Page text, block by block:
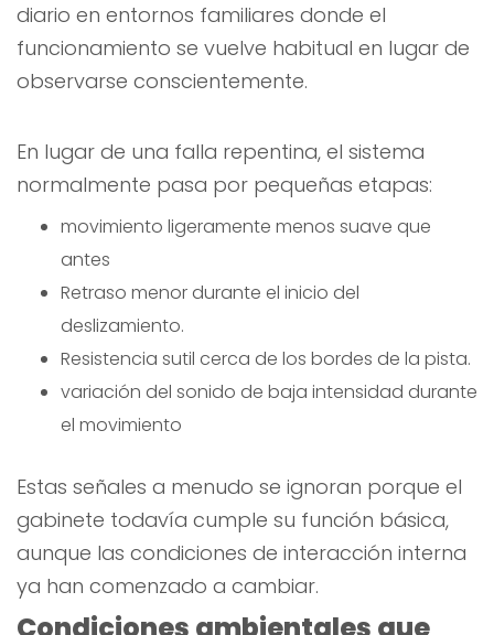
diario en entornos familiares donde el
funcionamiento se vuelve habitual en lugar de
observarse conscientemente.
En lugar de una falla repentina, el sistema
normalmente pasa por pequeñas etapas:
movimiento ligeramente menos suave que
antes
Retraso menor durante el inicio del
deslizamiento.
Resistencia sutil cerca de los bordes de la pista.
variación del sonido de baja intensidad durante
el movimiento
Estas señales a menudo se ignoran porque el
gabinete todavía cumple su función básica,
aunque las condiciones de interacción interna
ya han comenzado a cambiar.